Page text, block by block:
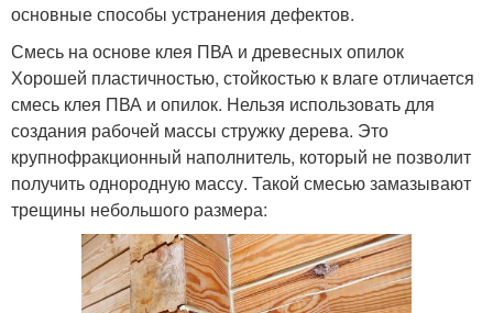
основные способы устранения дефектов.
Смесь на основе клея ПВА и древесных опилок
Хорошей пластичностью, стойкостью к влаге отличается
смесь клея ПВА и опилок. Нельзя использовать для
создания рабочей массы стружку дерева. Это
крупнофракционный наполнитель, который не позволит
получить однородную массу. Такой смесью замазывают
трещины небольшого размера: